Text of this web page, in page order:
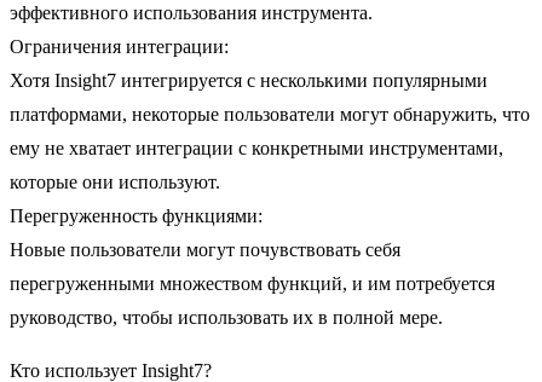
эффективного использования инструмента.
Ограничения интеграции:
Хотя Insight7 интегрируется с несколькими популярными
платформами, некоторые пользователи могут обнаружить, что
ему не хватает интеграции с конкретными инструментами,
которые они используют.
Перегруженность функциями:
Новые пользователи могут почувствовать себя
перегруженными множеством функций, и им потребуется
руководство, чтобы использовать их в полной мере.
Кто использует Insight7?